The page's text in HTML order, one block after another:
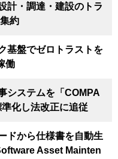
計・調達・建設のトラ
約
基盤でゼロトラストを
働
システムを「COMPA
化し法改正に追従
ドから仕様書を自動生
Asset Mainten